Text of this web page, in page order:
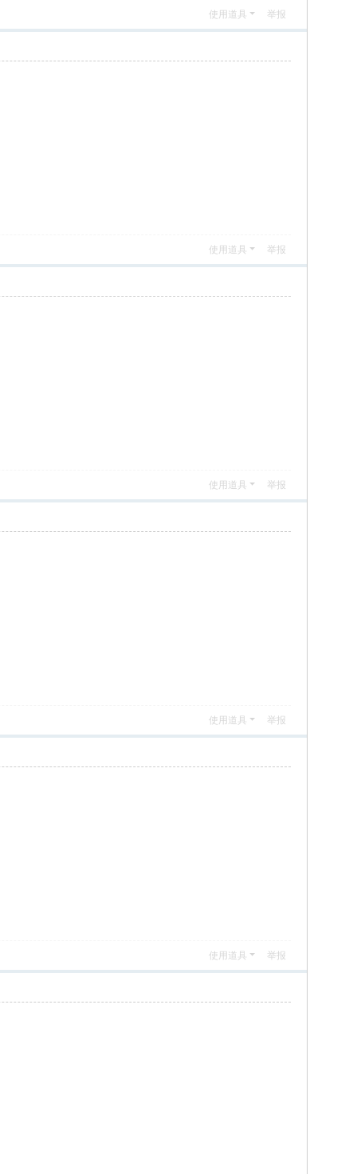
使用道具 举报
使用道具 举报
使用道具 举报
使用道具 举报
使用道具 举报